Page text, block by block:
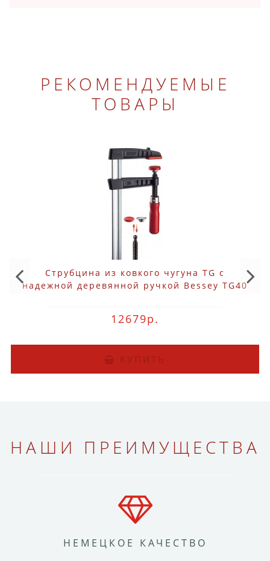
РЕКОМЕНДУЕМЫЕ
ТОВАРЫ
Струбцина из ковкого чугуна TG с
надежной деревянной ручкой Bessey TG40
12679р.
КУПИТЬ
НАШИ ПРЕИМУЩЕСТВА
НЕМЕЦКОЕ КАЧЕСТВО